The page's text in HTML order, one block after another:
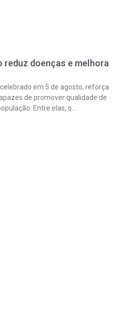
reduz doenças e melhora
em 5 de agosto, reforça
de promover qualidade de
Entre elas, o
de esgoto contribui